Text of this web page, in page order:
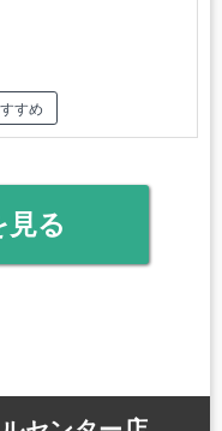
すめ
見る